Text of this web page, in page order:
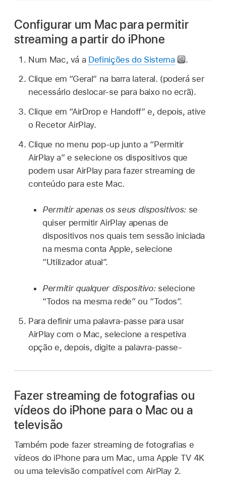
Configurar um Mac para permitir
streaming a partir do iPhone
Num Mac, vá a Definições do Sistema
.
Clique em “Geral” na barra lateral. (poderá ser
necessário deslocar-se para baixo no ecrã).
Clique em “AirDrop e Handoff” e, depois, ative
o Recetor AirPlay.
Clique no menu pop-up junto a “Permitir
AirPlay a” e selecione os dispositivos que
podem usar AirPlay para fazer streaming de
conteúdo para este Mac.
Permitir apenas os seus dispositivos: se
quiser permitir AirPlay apenas de
dispositivos nos quais tem sessão iniciada
na mesma conta Apple, selecione
“Utilizador atual”.
Permitir qualquer dispositivo: selecione
“Todos na mesma rede” ou “Todos”.
Para definir uma palavra‑passe para usar
AirPlay com o Mac, selecione a respetiva
opção e, depois, digite a palavra‑passe-
Fazer streaming de fotografias ou
vídeos do iPhone para o Mac ou a
televisão
Também pode fazer streaming de fotografias e
vídeos do iPhone para um Mac, uma Apple TV 4K
ou uma televisão compatível com AirPlay 2.